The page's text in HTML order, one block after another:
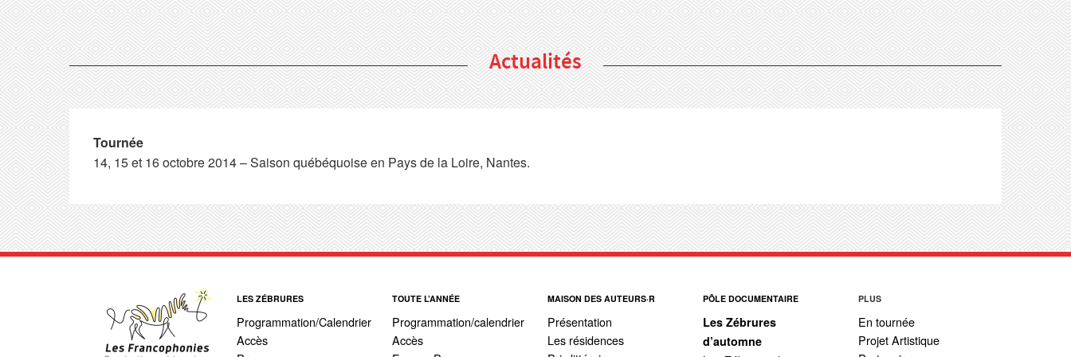
Actualités
Tournée
14, 15 et 16 octobre 2014 – Saison québéquoise en Pays de la Loire, Nantes.
LES ZÉBRURES
Programmation/Calendrier
Accès
TOUTE L’ANNÉE
Programmation/calendrier
Accès
MAISON DES AUTEURS·R
Présentation
Les résidences
PÔLE DOCUMENTAIRE
Les Zébrures
d’automne
PLUS
En tournée
Projet Artistique